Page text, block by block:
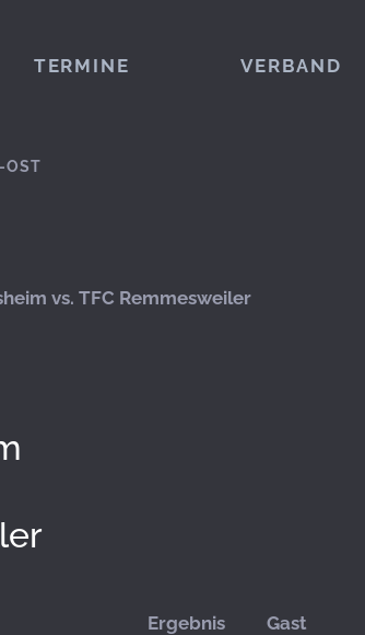
TERMINE VERBAND
OST
vs. TFC Remmesweiler
Ergebnis Gast